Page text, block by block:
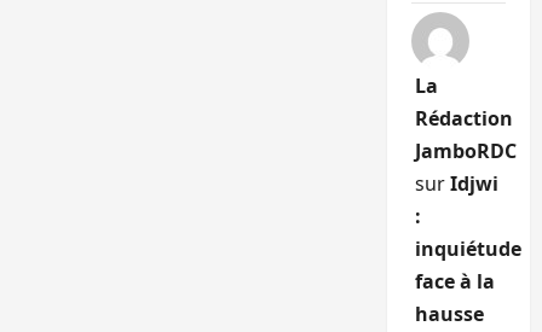
La
Rédaction
JamboRDC
surIdjwi
:
inquiétude
face à la
hausse